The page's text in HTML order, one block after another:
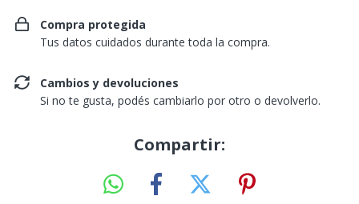
Compra protegida
Tus datos cuidados durante toda la compra.
Cambios y devoluciones
Si no te gusta, podés cambiarlo por otro o devolverlo.
Compartir: